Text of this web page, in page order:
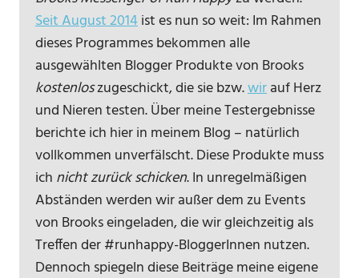
Seit August 2014ist es nun so weit: Im Rahmen
dieses Programmes bekommen alle
ausgewählten Blogger Produkte von Brooks
kostenloszugeschickt, die sie bzw.wirauf Herz
und Nieren testen. Über meine Testergebnisse
berichte ich hier in meinem Blog – natürlich
vollkommen unverfälscht. Diese Produkte muss
ich nicht zurück schicken. In unregelmäßigen
Abständen werden wir außer dem zu Events
von Brooks eingeladen, die wir gleichzeitig als
Treffen der #runhappy-BloggerInnen nutzen.
Dennoch spiegeln diese Beiträge meine eigene